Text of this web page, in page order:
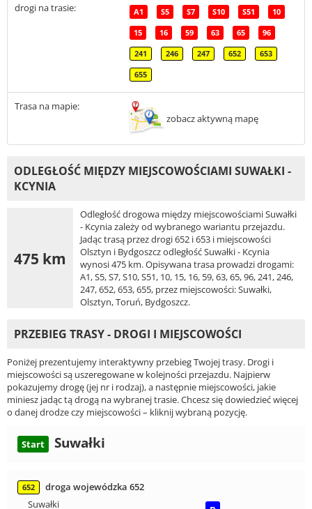
drogi na trasie: A1 S5 S7 S10 S51 10
15 16 59 63 65 96
241 246 247 652 653
655
Trasa na mapie:
zobacz aktywną mapę
ODLEGŁOŚĆ MIĘDZY MIEJSCOWOŚCIAMI SUWAŁKI -
KCYNIA
475 km
Odległość drogowa między miejscowościami Suwałki
- Kcynia zależy od wybranego wariantu przejazdu.
Jadąc trasą przez drogi 652 i 653 i miejscowości
Olsztyn i Bydgoszcz odległość Suwałki - Kcynia
wynosi 475 km. Opisywana trasa prowadzi drogami:
A1, S5, S7, S10, S51, 10, 15, 16, 59, 63, 65, 96, 241, 246,
247, 652, 653, 655, przez miejscowości: Suwałki,
Olsztyn, Toruń, Bydgoszcz.
PRZEBIEG TRASY - DROGI I MIEJSCOWOŚCI
Poniżej prezentujemy interaktywny przebieg Twojej trasy. Drogi i
miejscowości są uszeregowane w kolejności przejazdu. Najpierw
pokazujemy drogę (jej nr i rodzaj), a następnie miejscowości, jakie
miniesz jadąc tą drogą na wybranej trasie. Chcesz się dowiedzieć więcej
o danej drodze czy miejscowości – kliknij wybraną pozycję.
Start Suwałki
652
droga wojewódzka 652
Suwałki